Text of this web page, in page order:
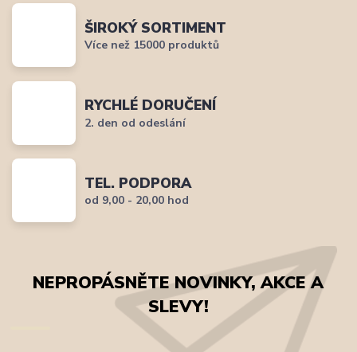
ŠIROKÝ SORTIMENT
Více než 15000 produktů
RYCHLÉ DORUČENÍ
2. den od odeslání
TEL. PODPORA
od 9,00 - 20,00 hod
NEPROPÁSNĚTE NOVINKY, AKCE A
SLEVY!